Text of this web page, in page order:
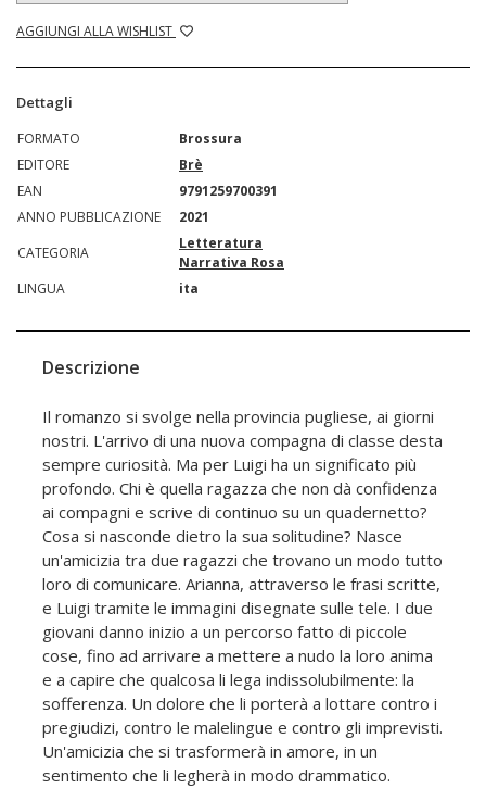
AGGIUNGI ALLA WISHLIST
Dettagli
FORMATO
Brossura
EDITORE
Brè
EAN
9791259700391
ANNO PUBBLICAZIONE
2021
CATEGORIA
Letteratura
Narrativa Rosa
LINGUA
ita
Descrizione
Il romanzo si svolge nella provincia pugliese, ai giorni
nostri. L'arrivo di una nuova compagna di classe desta
sempre curiosità. Ma per Luigi ha un significato più
profondo. Chi è quella ragazza che non dà confidenza
ai compagni e scrive di continuo su un quadernetto?
Cosa si nasconde dietro la sua solitudine? Nasce
un'amicizia tra due ragazzi che trovano un modo tutto
loro di comunicare. Arianna, attraverso le frasi scritte,
e Luigi tramite le immagini disegnate sulle tele. I due
giovani danno inizio a un percorso fatto di piccole
cose, fino ad arrivare a mettere a nudo la loro anima
e a capire che qualcosa li lega indissolubilmente: la
sofferenza. Un dolore che li porterà a lottare contro i
pregiudizi, contro le malelingue e contro gli imprevisti.
Un'amicizia che si trasformerà in amore, in un
sentimento che li legherà in modo drammatico.